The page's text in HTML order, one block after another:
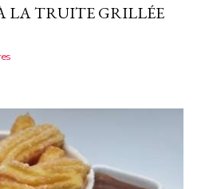
LA TRUITE GRILLÉE